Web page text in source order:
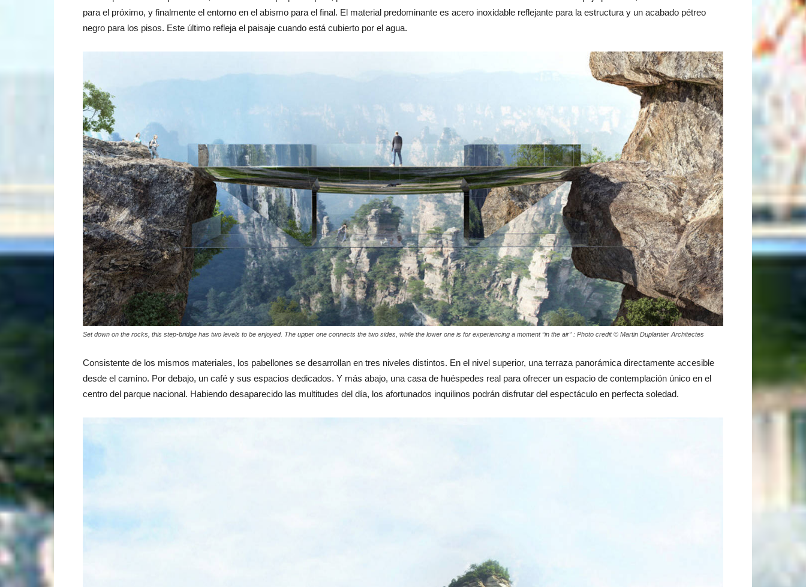
para el próximo, y finalmente el entorno en el abismo para el final. El material predominante es acero inoxidable reflejante para la estructura y un acabado pétreo
negro para los pisos. Este último refleja el paisaje cuando está cubierto por el agua.
Set down on the rocks, this step-bridge has two levels to be enjoyed. The upper one connects the two sides, while the lower one is for experiencing a moment “in the air” : Photo credit © Martin Duplantier Architectes
Consistente de los mismos materiales, los pabellones se desarrollan en tres niveles distintos. En el nivel superior, una terraza panorámica directamente accesible
desde el camino. Por debajo, un café y sus espacios dedicados. Y más abajo, una casa de huéspedes real para ofrecer un espacio de contemplación único en el
centro del parque nacional. Habiendo desaparecido las multitudes del día, los afortunados inquilinos podrán disfrutar del espectáculo en perfecta soledad.